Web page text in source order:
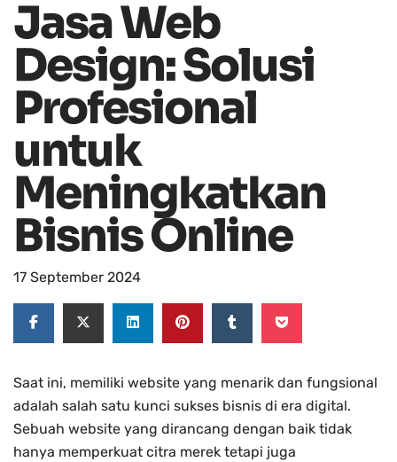
Jasa Web
Design: Solusi
Profesional
untuk
Meningkatkan
Bisnis Online
17 September 2024
Saat ini, memiliki website yang menarik dan fungsional
adalah salah satu kunci sukses bisnis di era digital.
Sebuah website yang dirancang dengan baik tidak
hanya memperkuat citra merek tetapi juga